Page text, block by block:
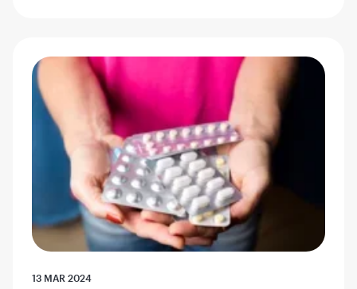
13 MAR 2024